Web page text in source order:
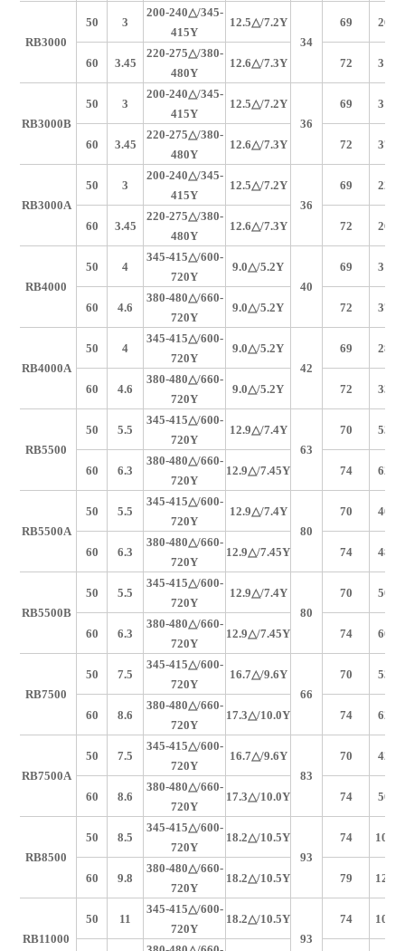
RB3000
50 3
200-240△/345-
415Y
12.5△/7.2Y
34
69 265
60 3.45
220-275△/380-
480Y
12.6△/7.3Y 72 315
RB3000B
50 3
200-240△/345-
415Y
12.5△/7.2Y
36
69 318
60 3.45
220-275△/380-
480Y
12.6△/7.3Y 72 376
RB3000A
50 3
200-240△/345-
415Y
12.5△/7.2Y
36
69 220
60 3.45
220-275△/380-
480Y
12.6△/7.3Y 72 264
RB4000
50 4
345-415△/600-
720Y
9.0△/5.2Y
40
69 318
60 4.6
380-480△/660-
720Y
9.0△/5.2Y 72 375
RB4000A
50 4
345-415△/600-
720Y
9.0△/5.2Y
42
69 280
60 4.6
380-480△/660-
720Y
9.0△/5.2Y 72 330
RB5500
50 5.5
345-415△/600-
720Y
12.9△/7.4Y
63
70 530
60 6.3
380-480△/660-
720Y
12.9△/7.45Y 74 620
RB5500A
50 5.5
345-415△/600-
720Y
12.9△/7.4Y
80
70 400
60 6.3
380-480△/660-
720Y
12.9△/7.45Y 74 480
RB5500B
50 5.5
345-415△/600-
720Y
12.9△/7.4Y
80
70 500
60 6.3
380-480△/660-
720Y
12.9△/7.45Y 74 600
RB7500
50 7.5
345-415△/600-
720Y
16.7△/9.6Y
66
70 530
60 8.6
380-480△/660-
720Y
17.3△/10.0Y 74 620
RB7500A
50 7.5
345-415△/600-
720Y
16.7△/9.6Y
83
70 420
60 8.6
380-480△/660-
720Y
17.3△/10.0Y 74 500
RB8500
50 8.5
345-415△/600-
720Y
18.2△/10.5Y
93
74 1050
60 9.8
380-480△/660-
720Y
18.2△/10.5Y 79 1250
RB11000
50 11
345-415△/600-
720Y
18.2△/10.5Y
93
74 1050